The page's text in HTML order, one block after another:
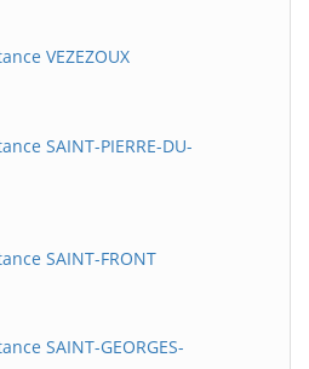
VEZEZOUX
SAINT-PIERRE-DU-
SAINT-FRONT
SAINT-GEORGES-